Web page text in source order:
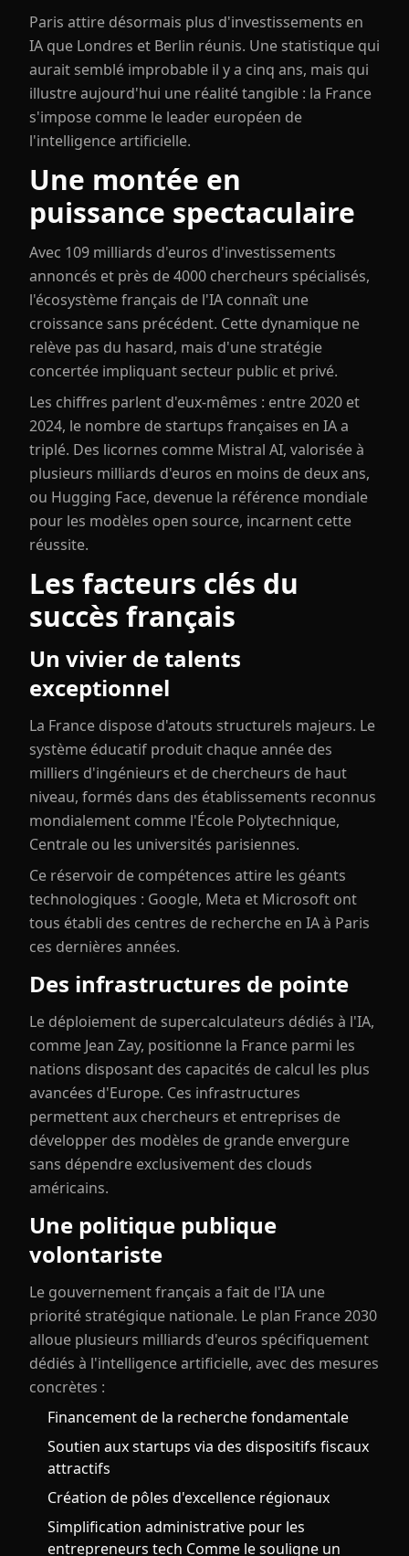
Paris attire désormais plus d'investissements en
IA que Londres et Berlin réunis. Une statistique qui
aurait semblé improbable il y a cinq ans, mais qui
illustre aujourd'hui une réalité tangible : la France
s'impose comme le leader européen de
l'intelligence artificielle.
Une montée en
puissance spectaculaire
Avec 109 milliards d'euros d'investissements
annoncés et près de 4000 chercheurs spécialisés,
l'écosystème français de l'IA connaît une
croissance sans précédent. Cette dynamique ne
relève pas du hasard, mais d'une stratégie
concertée impliquant secteur public et privé.
Les chiffres parlent d'eux-mêmes : entre 2020 et
2024, le nombre de startups françaises en IA a
triplé. Des licornes comme Mistral AI, valorisée à
plusieurs milliards d'euros en moins de deux ans,
ou Hugging Face, devenue la référence mondiale
pour les modèles open source, incarnent cette
réussite.
Les facteurs clés du
succès français
Un vivier de talents
exceptionnel
La France dispose d'atouts structurels majeurs. Le
système éducatif produit chaque année des
milliers d'ingénieurs et de chercheurs de haut
niveau, formés dans des établissements reconnus
mondialement comme l'École Polytechnique,
Centrale ou les universités parisiennes.
Ce réservoir de compétences attire les géants
technologiques : Google, Meta et Microsoft ont
tous établi des centres de recherche en IA à Paris
ces dernières années.
Des infrastructures de pointe
Le déploiement de supercalculateurs dédiés à l'IA,
comme Jean Zay, positionne la France parmi les
nations disposant des capacités de calcul les plus
avancées d'Europe. Ces infrastructures
permettent aux chercheurs et entreprises de
développer des modèles de grande envergure
sans dépendre exclusivement des clouds
américains.
Une politique publique
volontariste
Le gouvernement français a fait de l'IA une
priorité stratégique nationale. Le plan France 2030
alloue plusieurs milliards d'euros spécifiquement
dédiés à l'intelligence artificielle, avec des mesures
concrètes :
Financement de la recherche fondamentale
Soutien aux startups via des dispositifs fiscaux
attractifs
Création de pôles d'excellence régionaux
Simplification administrative pour les
entrepreneurs tech Comme le souligne un